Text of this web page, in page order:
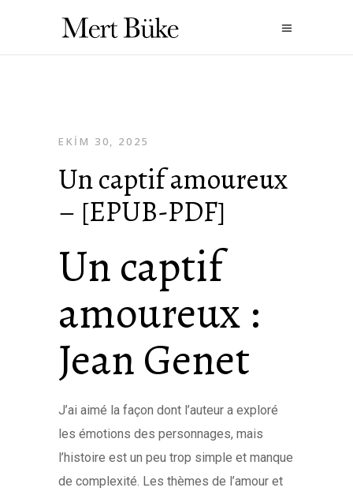
EKIM 30, 2025
Un captif amoureux
– [EPUB-PDF]
Un captif
amoureux :
Jean Genet
J’ai aimé la façon dont l’auteur a exploré
les émotions des personnages, mais
l’histoire est un peu trop simple et manque
de complexité. Les thèmes de l’amour et